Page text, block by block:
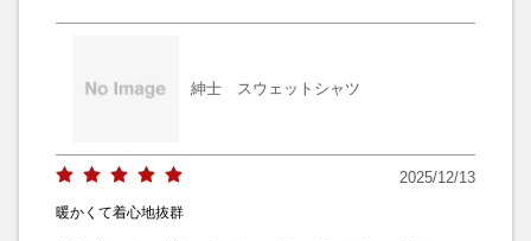
紳士 スウェットシャツ
2025/12/13
暖かくて着心地抜群